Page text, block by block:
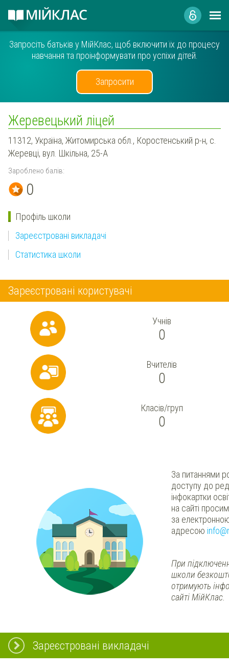
Запросіть батьків у МійКлас, щоб включити їх до процесу
навчання та проінформувати про успіхи дітей.
Запросити
Жеревецький ліцей
11312, Україна, Житомирська обл., Коростенський р-н, с.
Жеревці, вул. Шкільна, 25-А
Зароблено балів:
0
Профіль школи
Зареєстровані викладачі
Статистика школи
Зареєстровані користувачі
Учнів
0
Вчителів
0
Класів/груп
0
За питаннями
доступу до
інфокартки
на сайті
за
адресою
При
школи
отримують
сайті МійКлас.
Зареєстровані викладачі